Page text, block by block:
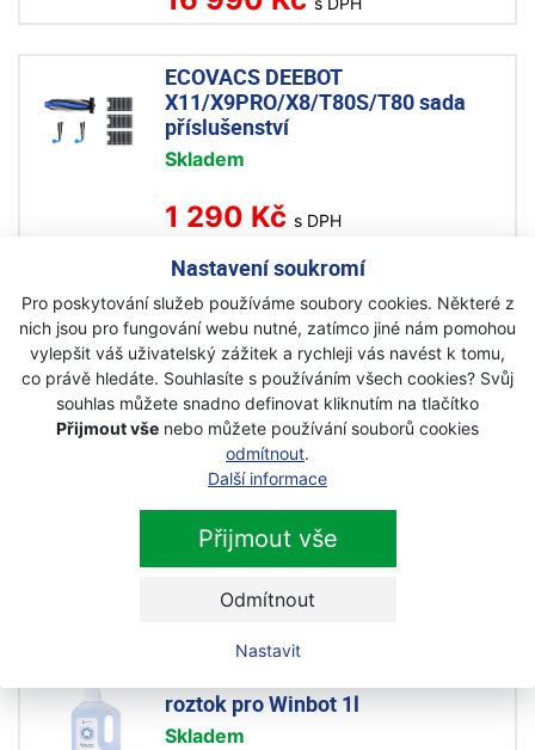
Nastavení soukromí
Pro poskytování služeb používáme soubory cookies. Některé z
nich jsou pro fungování webu nutné, zatímco jiné nám pomohou
vylepšit váš uživatelský zážitek a rychleji vás navést k tomu,
co právě hledáte. Souhlasíte s používáním všech cookies? Svůj
souhlas můžete snadno definovat kliknutím na tlačítko
Přijmout vše nebo můžete používání souborů cookies
odmítnout.
Další informace
Přijmout vše
Odmítnout
Nastavit
ECOVACS DEEBOT
X11/X9PRO/X8/T80S/T80 sada
příslušenství
Skladem
1 290 Kč s DPH
ECOVACS Univerzální čistící
roztok pro Winbot 230ml
Na objednávku
249 Kč s DPH
ECOVACS DEEBOT antibakteriální
sáčky do stanice 3ks
Skladem
499 Kč s DPH
roztok pro Winbot 1l
Skladem